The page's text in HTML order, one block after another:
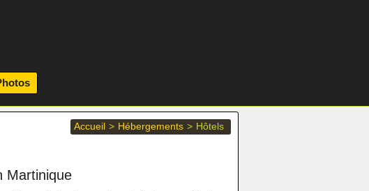
Accueil > Hébergements > Hôtels
Martinique